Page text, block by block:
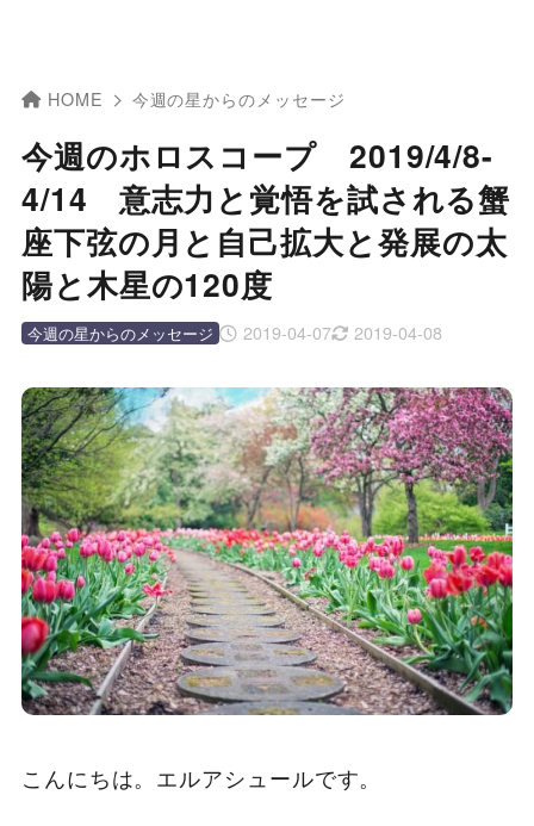
HOME 今週の星からのメッセージ
今週のホロスコープ 2019/4/8-
4/14 意志力と覚悟を試される蟹
座下弦の月と自己拡大と発展の太
陽と木星の120度
2019-04-07 2019-04-08
今週の星からのメッセージ
こんにちは。エルアシュールです。